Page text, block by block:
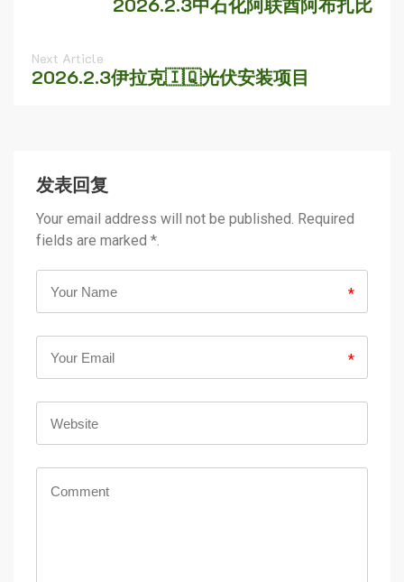
Next Article
2026.2.3伊拉克🇮🇶光伏安装项目
发表回复
Your email address will not be published. Required
fields are marked *.
*
*